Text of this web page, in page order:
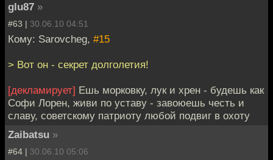
glu87 »
#63 | 30.06.10 04:51
Кому: Sarovcheg, #15
> Вот он - секрет долголетия!
[декламирует] Ешь морковку, лук и хрен - будешь как
Софи Лорен, живи по уставу - завоюешь честь и
славу, советскому патриоту любой подвиг в охоту
Zaibatsu »
#64 | 30.06.10 05:06